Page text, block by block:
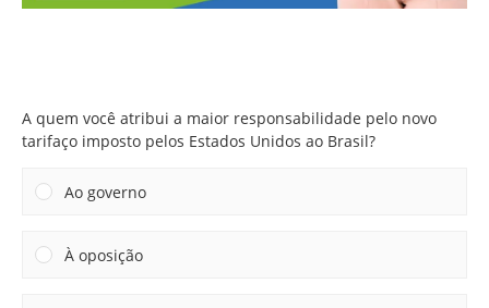
A quem você atribui a maior responsabilidade pelo novo
tarifaço imposto pelos Estados Unidos ao Brasil?
Ao governo
À oposição